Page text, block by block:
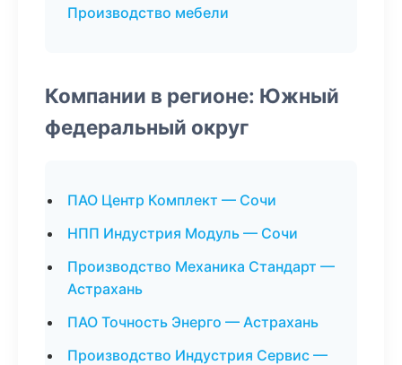
Производство мебели
Компании в регионе: Южный
федеральный округ
ПАО Центр Комплект — Сочи
НПП Индустрия Модуль — Сочи
Производство Механика Стандарт —
Астрахань
ПАО Точность Энерго — Астрахань
Производство Индустрия Сервис —